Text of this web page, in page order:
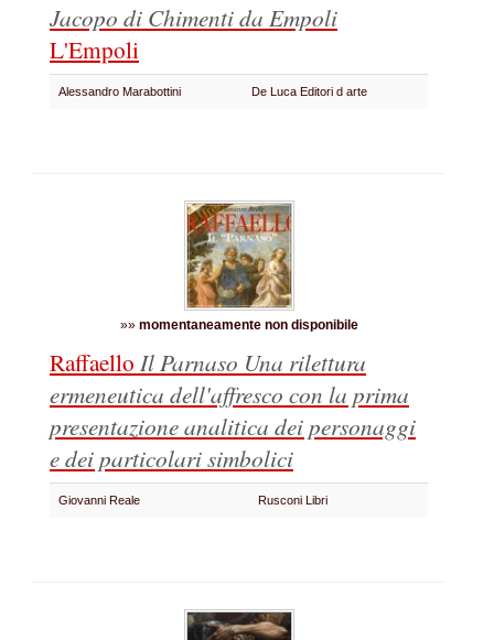
Jacopo di Chimenti da Empoli
L'Empoli
Alessandro Marabottini De Luca Editori d arte
»» momentaneamente non disponibile
Raffaello Il Parnaso Una rilettura
ermeneutica dell'affresco con la prima
presentazione analitica dei personaggi
e dei particolari simbolici
Giovanni Reale Rusconi Libri